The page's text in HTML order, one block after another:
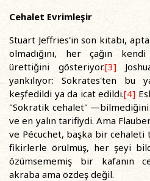
Cehalet Evrimleşir
Stuart Jeffries'in son kitabı,
olmadığını, her çağın
ürettiğini gösteriyor.[3]
yankılıyor: Sokrates'ten bu
keşfedildi ya da icat edildi.[4]
"Sokratik cehalet"
ve en yalın tarifiydi. Ama
ve Pécuchet, başka bir cehaleti
fikirlerle örülmüş, her şeyi
özümsememiş bir kafanın
akraba ama özdeş değil.